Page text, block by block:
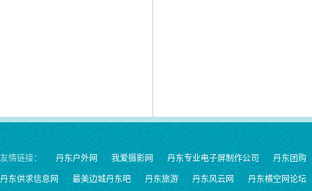
友情链接： 丹东户外网 我爱摄影网 丹东专业电子屏制作公司 丹东团购
丹东供求信息网 最美边城丹东吧 丹东旅游 丹东风云网 丹东横空网论坛